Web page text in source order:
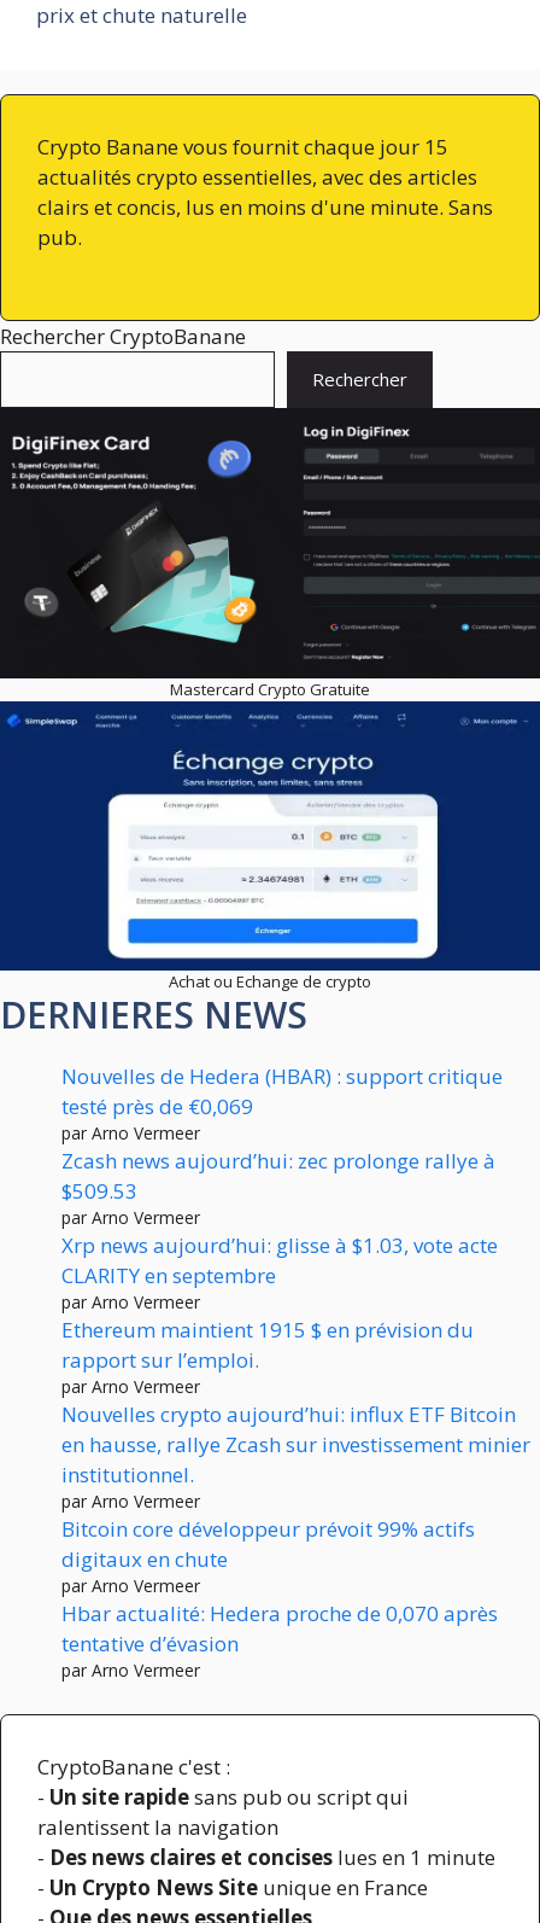
prix et chute naturelle
Crypto Banane vous fournit chaque jour 15
actualités crypto essentielles, avec des articles
clairs et concis, lus en moins d'une minute. Sans
pub.
Rechercher CryptoBanane
Rechercher
Mastercard Crypto Gratuite
Achat ou Echange de crypto
DERNIERES NEWS
Nouvelles de Hedera (HBAR) : support critique
testé près de €0,069
par Arno Vermeer
Zcash news aujourd’hui: zec prolonge rallye à
$509.53
par Arno Vermeer
Xrp news aujourd’hui: glisse à $1.03, vote acte
CLARITY en septembre
par Arno Vermeer
Ethereum maintient 1915 $ en prévision du
rapport sur l’emploi.
par Arno Vermeer
Nouvelles crypto aujourd’hui: influx ETF Bitcoin
en hausse, rallye Zcash sur investissement minier
institutionnel.
par Arno Vermeer
Bitcoin core développeur prévoit 99% actifs
digitaux en chute
par Arno Vermeer
Hbar actualité: Hedera proche de 0,070 après
tentative d’évasion
par Arno Vermeer
CryptoBanane c'est :
- Un site rapidesans pub ou script qui
ralentissent la navigation
- Des news claires et concises lues en 1 minute
- Un Crypto News Site unique en France